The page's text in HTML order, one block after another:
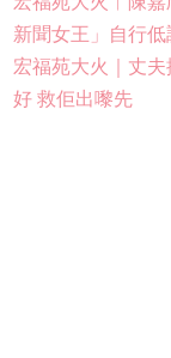
新聞女王」自行低
宏福苑大火｜丈
好 救佢出嚟先